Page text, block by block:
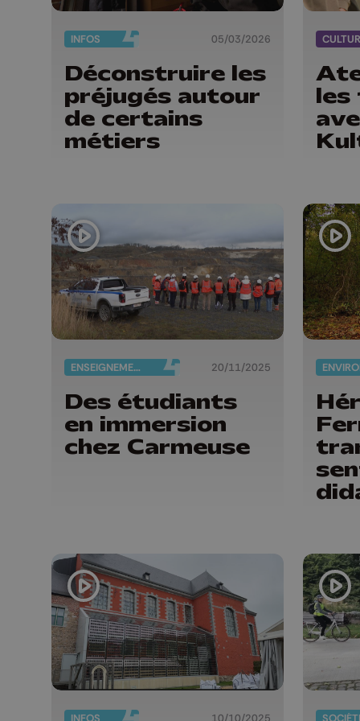
INFOS 05/03/2026
Déconstruire les
préjugés autour
de certains
métiers
les
ENSEIGNEMENT 20/11/2025
Des étudiants
en immersion
chez Carmeuse
INFOS 10/10/2025